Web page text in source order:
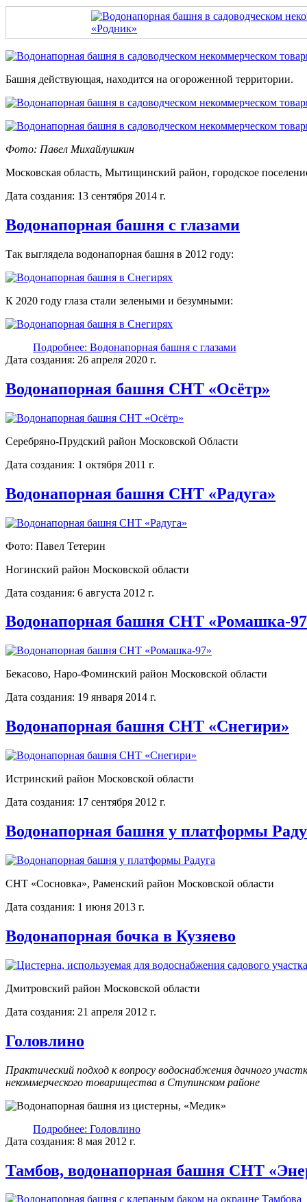
Башня действующая, находится на огороженной территории.
Фото: Павел Михайлушкин
Московская область, Мытищинский район, городское
Дата создания: 13 сентября 2014 г.
Водонапорная башня с глазами
Так выглядела водонапорная башня в 2012 году:
К 2020 году глаза стали зелеными и безумными:
Подробнее: Водонапорная башня с глазами
Дата создания: 26 апреля 2020 г.
Водонапорная башня СНТ «Осётр»
Серебряно-Прудский район Московской Области
Дата создания: 1 октября 2011 г.
Водонапорная башня СНТ «Радуга»
Фото: Павел Тетерин
Ногинский район Московcкой области
Дата создания: 6 августа 2012 г.
Водонапорная башня СНТ «Ромашка-
Бекасово, Наро-Фоминский район Московской области
Дата создания: 19 января 2014 г.
Водонапорная башня СНТ «Снегири»
Истринский район Московской области
Дата создания: 17 сентября 2012 г.
Водонапорная башня у платформы
СНТ «Сосновка», Раменский район Московской области
Дата создания: 1 июня 2013 г.
Водонапорная бочка в Кузяево
Дмитровский район Московской области
Дата создания: 21 апреля 2012 г.
Головлино
Практический подход к вопросу водоснабжения дачного
некоммерческого товарищества в Ступинском районе
Подробнее: Головлино
Дата создания: 8 мая 2012 г.
Тамбов, водонапорная башня СНТ